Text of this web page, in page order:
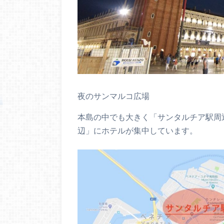
夜のサンマルコ広場
本島の中でも大きく「サンタルチア駅
辺」にホテルが集中しています。